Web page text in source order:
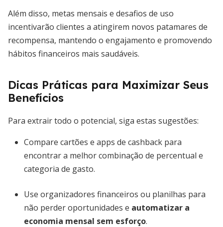
Além disso, metas mensais e desafios de uso
incentivarão clientes a atingirem novos patamares de
recompensa, mantendo o engajamento e promovendo
hábitos financeiros mais saudáveis.
Dicas Práticas para Maximizar Seus
Benefícios
Para extrair todo o potencial, siga estas sugestões:
Compare cartões e apps de cashback para
encontrar a melhor combinação de percentual e
categoria de gasto.
Use organizadores financeiros ou planilhas para
não perder oportunidades e automatizar a
economia mensal sem esforço.